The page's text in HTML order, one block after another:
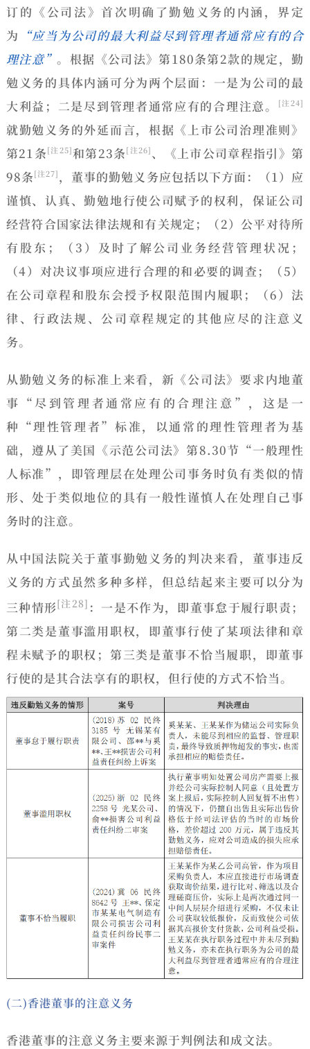
订的《公司法》首次明确了勤勉义务的内涵 ，界定
为 “应当为公司的最大利益尽到管理者通常应有的合
理注意”。根据《公司法》第180条第2款的规定，勤
勉义务的具体内涵可分为两个层面：一是为公司的最
大利益；二是尽到管理者通常应有的合理注意。
[注24]
就勤勉义务的外延而言，根据《上市公司治理准则》
第21条[注25]和第23条[注26]、《上市公司章程指引》第
98条[注27]，董事的勤勉义务应包括以下方面：（1）应
谨慎、认真、勤勉地行使公司赋予的权利，保证公司
经营符合国家法律法规和有关规定；（2）公平对待所
有股东；（3）及时了解公司业务经营管理状况；
（4）对决议事项应进行合理的和必要的调查；（5）
在公司章程和股东会授予权限范围内履职；（6）法
律、行政法规、公司章程规定的其他应尽的注意义
务。
从勤勉义务的标准 上来看，新《公司法》要求内地董
事 “尽到管理者通常应有的合理注意” ，这是一
种“理性管理者”标准，以通常的理性管理者为基
础，遵从了美国《示范公司法》第8.30节“一般理性
人标准”，即管理层在处理公司事务时负有类似的情
形、处于类似地位的具有一般性谨慎人在处理自己事
务时的注意。
从中国法院关于董事勤勉义务的判决来看，董事违反
义务的方式虽然多种多样，但总结起来主要可以分为
三种情形[注28] ：一是不作为，即董事怠于履行职责；
第二类是董事滥用职权，即董事行使了某项法律和章
程未赋予的职权；第三类是董事不恰当履职，即董事
行使的是其合法享有的职权，但行使的方式不恰当。
(二)香港董事的注意义务
香港董事的注意义务主要来源于判例法和成文法。